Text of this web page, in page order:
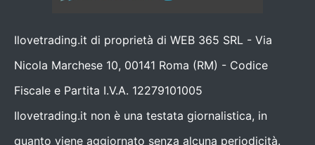
Ilovetrading.it di proprietà di WEB 365 SRL - Via
Nicola Marchese 10, 00141 Roma (RM) - Codice
Fiscale e Partita I.V.A. 12279101005
Ilovetrading.it non è una testata giornalistica, in
quanto viene aggiornato senza alcuna periodicità.